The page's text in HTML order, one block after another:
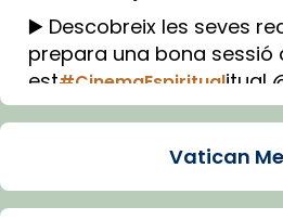
▶️ Descobreix les seves
prepara una bona sessió
est#CinemaEspiritualitual
Imatge: Generada amb
Vatican